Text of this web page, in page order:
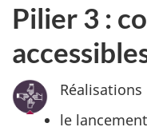
Pilier 3 :
Réalisations
le